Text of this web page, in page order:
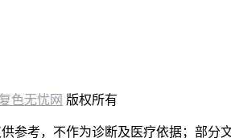
色无忧网 版权所有
参考，不作为诊断及医疗依据；部分